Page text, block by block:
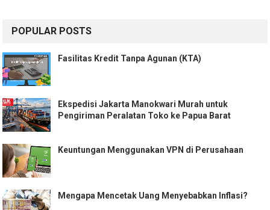
POPULAR POSTS
Fasilitas Kredit Tanpa Agunan (KTA)
Ekspedisi Jakarta Manokwari Murah untuk
Pengiriman Peralatan Toko ke Papua Barat
Keuntungan Menggunakan VPN di Perusahaan
Mengapa Mencetak Uang Menyebabkan Inflasi?